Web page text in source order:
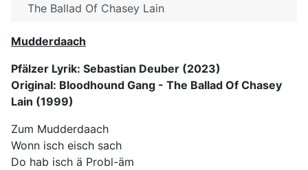
The Ballad Of Chasey Lain
Mudderdaach
Pfälzer Lyrik: Sebastian Deuber (2023)
Original: Bloodhound Gang - The Ballad Of Chasey
Lain (1999)
Zum Mudderdaach
Wonn isch eisch sach
Do hab isch ä Probl-äm